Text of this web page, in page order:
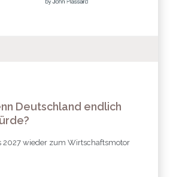
Deutschland endlich
2027 wieder zum Wirtschaftsmotor